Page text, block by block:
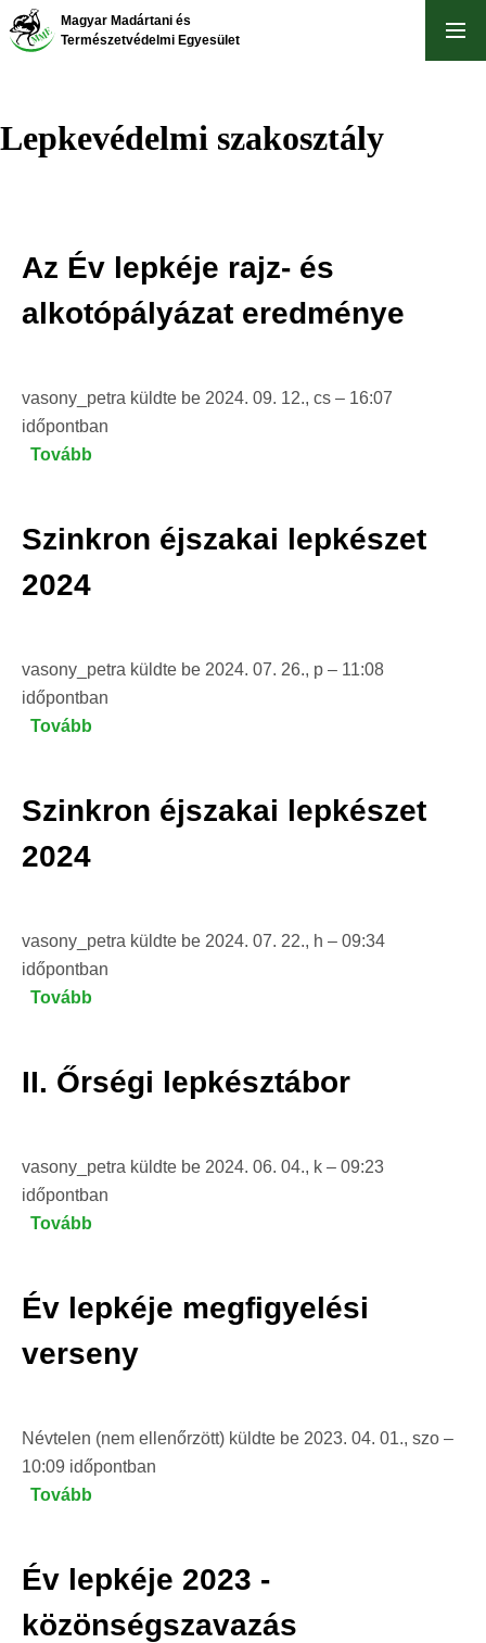
Ugrás
Magyar Madártani és
Természetvédelmi Egyesület
Lepkevédelmi szakosztály
Az Év lepkéje rajz- és
alkotópályázat eredménye
vasony_petra küldte be 2024. 09. 12., cs – 16:07
időpontban
Tovább
rajz-
Szinkron éjszakai lepkészet
2024
vasony_petra küldte be 2024. 07. 26., p – 11:08
időpontban
Tovább
2024)
Szinkron éjszakai lepkészet
2024
vasony_petra küldte be 2024. 07. 22., h – 09:34
időpontban
Tovább
2024)
II. Őrségi lepkésztábor
vasony_petra küldte be 2024. 06. 04., k – 09:23
időpontban
Tovább
Év lepkéje megfigyelési
verseny
Névtelen (nem ellenőrzött) küldte be 2023. 04. 01., szo –
10:09 időpontban
Tovább
verseny)
Év lepkéje 2023 -
közönségszavazás